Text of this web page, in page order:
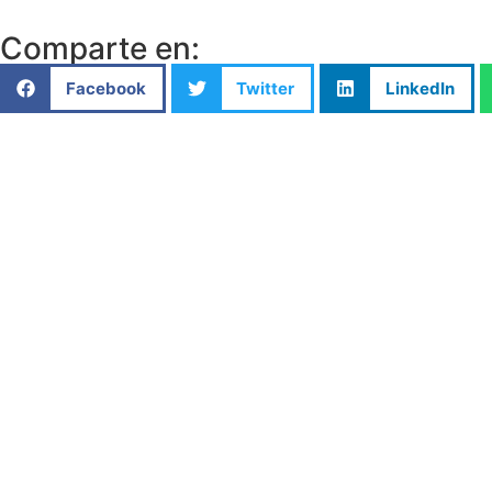
Comparte en:
Facebook Twitter LinkedIn